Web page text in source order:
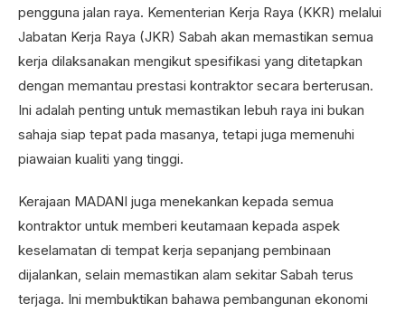
pengguna jalan raya. Kementerian Kerja Raya (KKR) melalui
Jabatan Kerja Raya (JKR) Sabah akan memastikan semua
kerja dilaksanakan mengikut spesifikasi yang ditetapkan
dengan memantau prestasi kontraktor secara berterusan.
Ini adalah penting untuk memastikan lebuh raya ini bukan
sahaja siap tepat pada masanya, tetapi juga memenuhi
piawaian kualiti yang tinggi.
Kerajaan MADANI juga menekankan kepada semua
kontraktor untuk memberi keutamaan kepada aspek
keselamatan di tempat kerja sepanjang pembinaan
dijalankan, selain memastikan alam sekitar Sabah terus
terjaga. Ini membuktikan bahawa pembangunan ekonomi